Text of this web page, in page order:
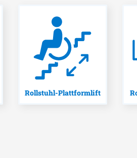
Rollstuhl-Plattformlift